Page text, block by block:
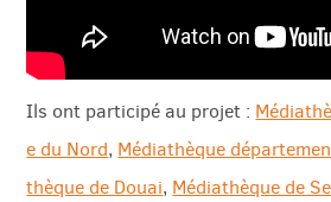
Ils ont participé au projet :
e du Nord, Médiathèque
thèque de Douai, Médiathèque de